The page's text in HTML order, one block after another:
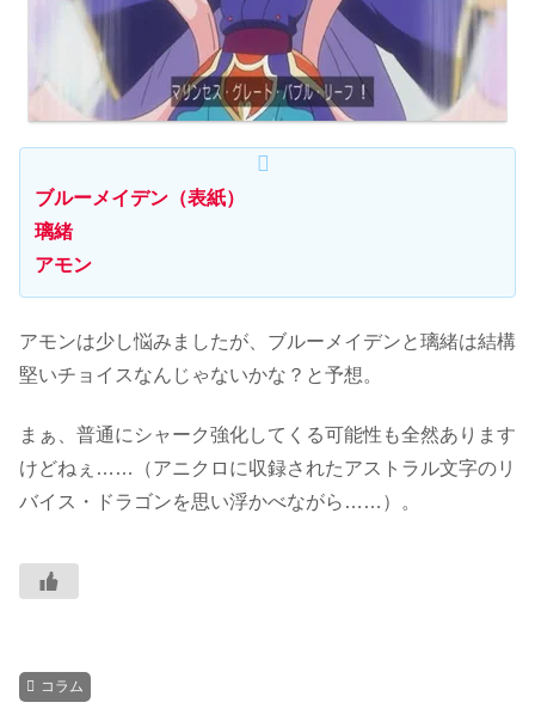
ブルーメイデン（表紙）
璃緒
アモン
アモンは少し悩みましたが、ブルーメイデンと璃緒は結構
堅いチョイスなんじゃないかな？と予想。
まぁ、普通にシャーク強化してくる可能性も全然あります
けどねぇ……（アニクロに収録されたアストラル文字のリ
バイス・ドラゴンを思い浮かべながら……）。
コラム